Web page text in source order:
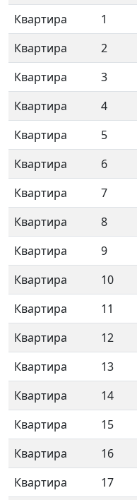
Квартира
1
Квартира
2
Квартира
3
Квартира
4
Квартира
5
Квартира
6
Квартира
7
Квартира
8
Квартира
9
Квартира
10
Квартира
11
Квартира
12
Квартира
13
Квартира
14
Квартира
15
Квартира
16
Квартира
17